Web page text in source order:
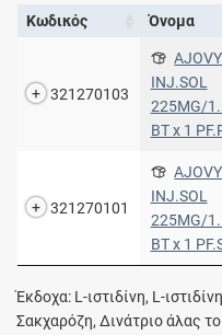
Κωδικός Όνομα
321270103
AJOVY
INJ.SOL
225MG/
BT x 1
321270101
AJOVY
INJ.SOL
225MG/
BT x 1
Έκδοχα: L-ιστιδίνη, L-
Σακχαρόζη, Δινάτριο άλας